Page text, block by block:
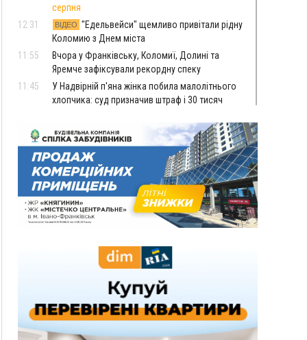
серпня
12:31
ВІДЕО "Едельвейси" щемливо привітали рідну
Коломию з Днем міста
11:55
Вчора у Франківську, Коломиї, Долині та
Яремче зафіксували рекордну спеку
11:45
У Надвірній п'яна жінка побила малолітнього
хлопчика: суд призначив штраф і 30 тисяч
11:17
У басейні Дністра встановилася гідрологічна
посуха - рівні води наблизилися до найнижчих
показників
11:09
У Бурштині поблизу АЗС сталася масова бійка,
поліція з'ясовує обставини
10:30
ФОП із Житомира після купівлі права
вимоги за 120 тисяч позивається до
У горах біля Осмолоди за допомогою БПЛА
розшукали двох жінок, які заблукали під час
Вчора
19:52
У Франківську вперше прооперували немовля
без відкритої операції